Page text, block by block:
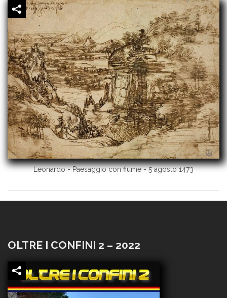
Leonardo - Paesaggio con fiume - 5 agosto 1473
OLTRE I CONFINI 2 – 2022